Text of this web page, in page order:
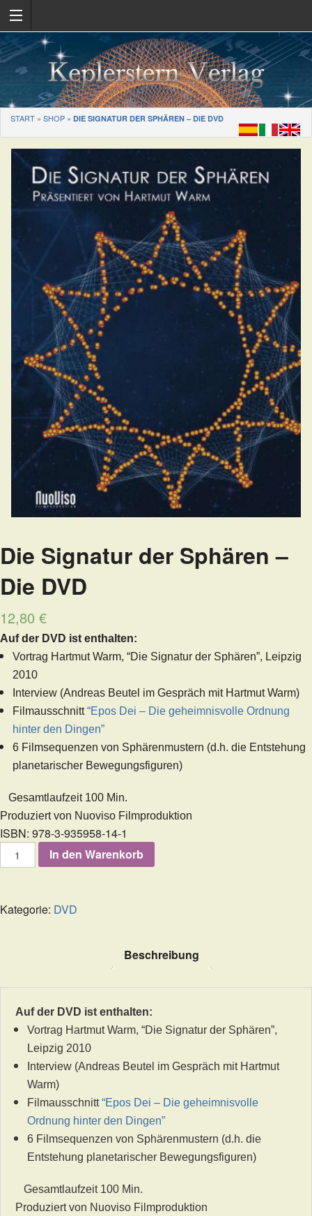
START » SHOP » DIE SIGNATUR DER SPHÄREN – DIE DVD
Die Signatur der Sphären –
Die DVD
12,80 €
Auf der DVD ist enthalten:
Vortrag Hartmut Warm, “Die Signatur der Sphären”, Leipzig
2010
Interview (Andreas Beutel im Gespräch mit Hartmut Warm)
Filmausschnitt“Epos Dei – Die geheimnisvolle Ordnung
hinter den Dingen”
6 Filmsequenzen von Sphärenmustern (d.h. die Entstehung
planetarischer Bewegungsfiguren)
Gesamtlaufzeit 100 Min.
Produziert von Nuoviso Filmproduktion
ISBN: 978-3-935958-14-1
Signatur
-
In den Warenkorb
Kategorie: DVD
Beschreibung
Auf der DVD ist enthalten:
Vortrag Hartmut Warm, “Die Signatur der Sphären”,
Leipzig 2010
Interview (Andreas Beutel im Gespräch mit Hartmut
Warm)
Filmausschnitt“Epos Dei – Die geheimnisvolle
Ordnung hinter den Dingen”
6 Filmsequenzen von Sphärenmustern (d.h. die
Entstehung planetarischer Bewegungsfiguren)
Gesamtlaufzeit 100 Min.
Produziert von Nuoviso Filmproduktion